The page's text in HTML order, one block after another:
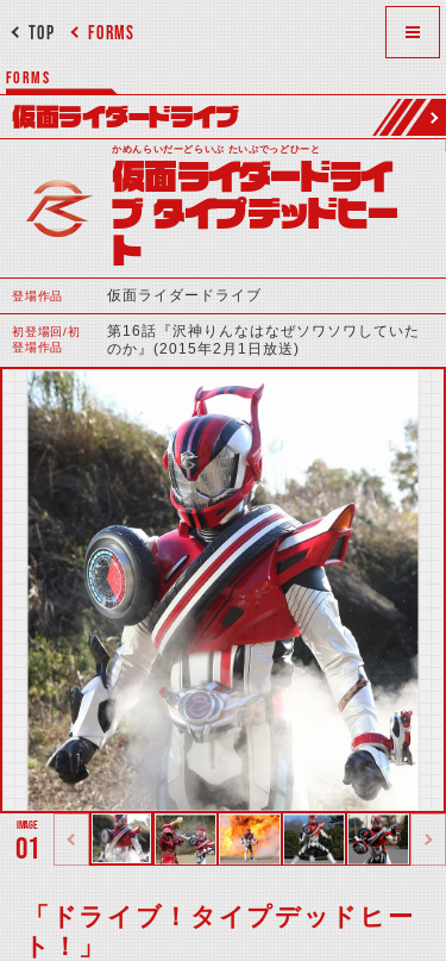
FORMS
TOP
FORMS
仮面ライダードライブ
かめんらいだーどらいぶ たいぷでっどひーと
仮面ライダードライ
ブ タイプデッドヒー
ト
登場作品 仮面ライダードライブ
初登場回/初
登場作品
第16話『沢神りんなはなぜソワソワしていた
のか』(2015年2月1日放送)
01
「ドライブ！タイプデッドヒー
ト！」